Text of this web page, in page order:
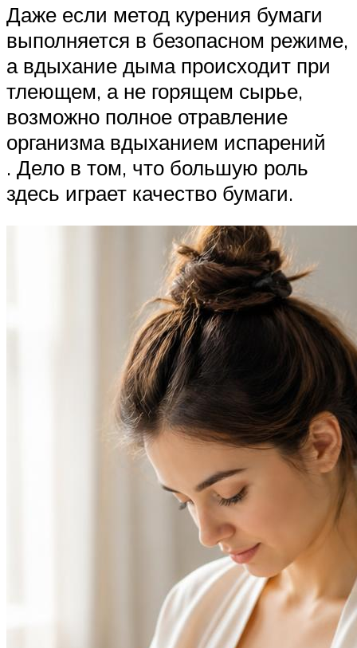
Даже если метод курения бумаги
выполняется в безопасном режиме,
а вдыхание дыма происходит при
тлеющем, а не горящем сырье,
возможно полное отравление
организма вдыханием испарений
. Дело в том, что большую роль
здесь играет качество бумаги.